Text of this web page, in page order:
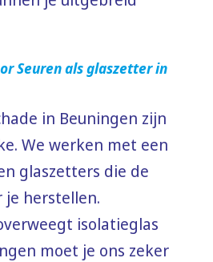
Seuren als glaszetter in
in Beuningen zijn
We werken met een
glaszetters die de
je herstellen.
isolatieglas
moet je ons zeker